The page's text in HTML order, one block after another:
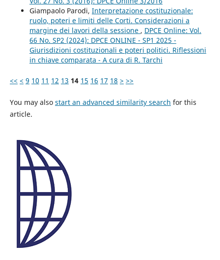
Giampaolo Parodi, Interpretazione costituzionale:
ruolo, poteri e limiti delle Corti. Considerazioni a
margine dei lavori della sessione , DPCE Online: Vol.
66 No. SP2 (2024): DPCE ONLINE - SP1 2025 -
Giurisdizioni costituzionali e poteri politici. Riflessioni
in chiave comparata - A cura di R. Tarchi
<< < 9 10 11 12 13 14 15 16 17 18 > >>
You may also start an advanced similarity search for this
article.